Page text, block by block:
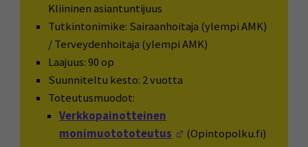
Kliininen asiantuntijuus
Tutkintonimike: Sairaanhoitaja (ylempi AMK)
/ Terveydenhoitaja (ylempi AMK)
Laajuus: 90 op
Suunniteltu kesto: 2 vuotta
Toteutusmuodot:
Verkkopainotteinen
monimuotototeutus
(Avautuu uuteen
(Opintopolku.fi)